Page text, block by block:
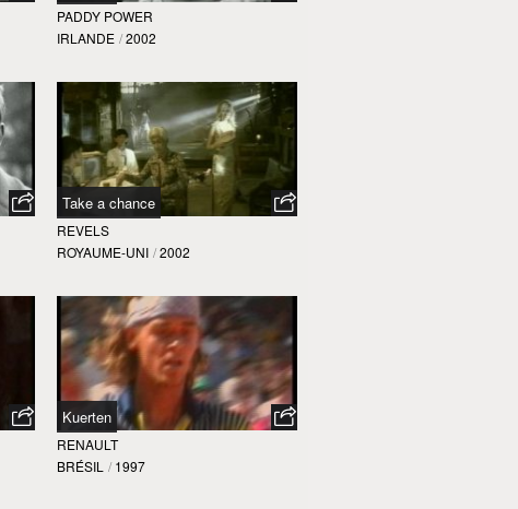
PADDY POWER
IRLANDE / 2002
Take a chance
REVELS
ROYAUME-UNI / 2002
Kuerten
RENAULT
BRÉSIL / 1997